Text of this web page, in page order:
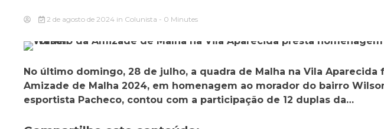
2 de agosto de 2024 in Colunista - 0 Minutes
No último domingo, 28 de julho, a quadra de Malha na Vila Aparecida
Amizade de Malha 2024, em homenagem ao morador do bairro
esportista Pacheco, contou com a participação de 12 duplas da…